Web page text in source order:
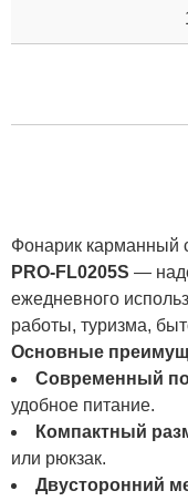
Фонарик карманный
PRO-FL0205S —
ежедневного
работы, туризма,
Основные
Современный
удобное питание.
Компактный
или рюкзак.
Двусторонний